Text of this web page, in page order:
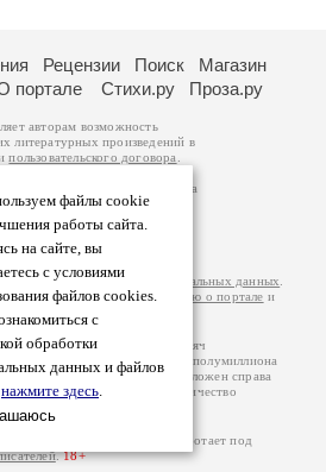
файлы cookie
работы сайта.
на сайте, вы
с условиями
файлов cookies.
с
обработки
данных и файлов
нажмите здесь.
Рецензии Поиск
Магазин
портале Стихи.ру Проза.ру
авторам возможность
литературных произведений в
пользовательского договора
принадлежат авторам
произведений возможна
к которому вы можете
Ответственность за
самостоятельно на
изаконодательства
Политики обработки персональных данных
более подробнуюинформацию о портале и
Проза.ру – порядка 100 тысяч
сумме просматривают более полумиллиона
посещаемости, который расположен справа
указано по две цифры: количество
2000-2026. Портал работает под
.18+